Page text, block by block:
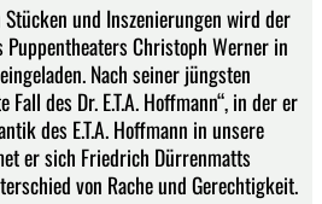
und Inszenierungen wird der
Christoph Werner in
Nach seiner jüngsten
des Dr. E.T.A. Hoffmann“, in der er
des E.T.A. Hoffmann in unsere
er sich Friedrich Dürrenmatts
von Rache und Gerechtigkeit.